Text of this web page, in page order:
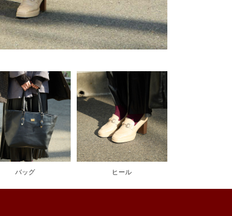
バッグ ヒール